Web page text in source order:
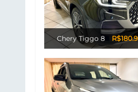
Chery Tiggo 8